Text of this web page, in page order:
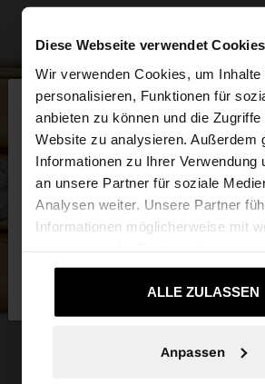
Diese Webseite verwendet Cookies
Wir verwenden Cookies, um Inhalte
personalisieren, Funktionen für
anbieten zu können und die
Website zu analysieren. Außerdem
Informationen zu Ihrer Verwendung
an unsere Partner für soziale
Analysen weiter. Unsere Partner
Informationen möglicherweise mit
die sie im Rahmen Ihrer Nutzung
gesammelt haben.ALLE ZULASSEN
Anpassen
hallo
Sie greifen von Austria auf die
Möchten Sie unsere United States
Ja, bringen Sie mich zu